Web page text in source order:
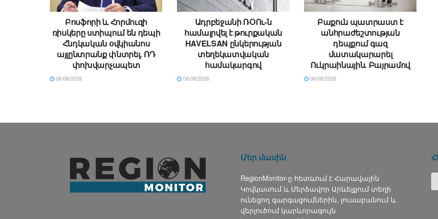
Բոսֆորի և Հորմուզի
ռիսկերը ստիպում են դեպի
Հնդկական օվկիանոս
այլընտրանք փնտրել. ՌԴ
փոխվարչապետ
06/08/2026
Ադրբեջանի ՌՕՈւ-ն
համալրվել է թուրքական
HAVELSAN ընկերության
տեղեկատվական
համակարգով
06/08/2026
Բաքուն պատրաստ է
անհրաժեշտության
դեպքում գազ
մատակարարել
Ուկրաինային․ Բայրամով
06/08/2026
Մեր մասին
RegionMonitor-ը հետևում է Հարավային
Կովկասում և Մերձավոր Արևելքում տեղի
ունեցող զարգացումներին, լուսաբանում և
վերլուծում կարևորագույն